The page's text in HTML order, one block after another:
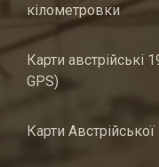
кілометровки
Карти австрійські
GPS)
Карти